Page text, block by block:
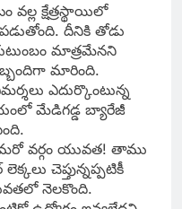
క్షేత్రస్థాయిలో
దీనికి తోడు
మాత్రమేనని
మారింది.
ఎదుర్కొంటున్న
మేడిగడ్డ బ్యారేజీ
మరో వర్గం యువత! తాము
చెప్తున్నప్పటికీ
నెలకొంది.